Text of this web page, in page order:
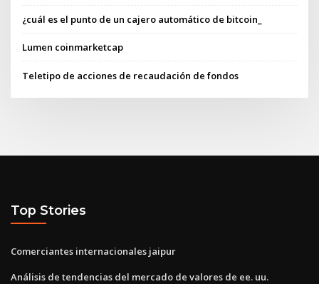
¿cuál es el punto de un cajero automático de bitcoin_
Lumen coinmarketcap
Teletipo de acciones de recaudación de fondos
Top Stories
Comerciantes internacionales jaipur
Análisis de tendencias del mercado de valores de ee. uu.